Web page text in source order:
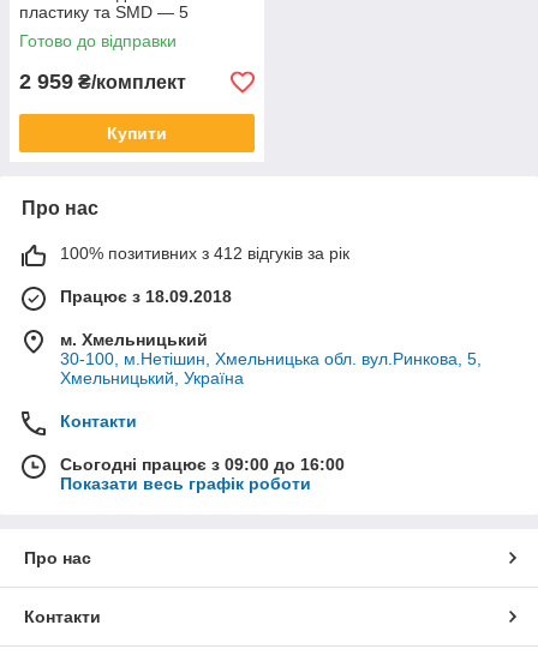
пластику та SMD — 5
насадок, окуляри, рукавиці
Готово до відправки
2 959 ₴/комплект
Купити
Про нас
100% позитивних з 412 відгуків за рік
Працює з 18.09.2018
м. Хмельницький
30-100, м.Нетішин, Хмельницька обл. вул.Ринкова, 5,
Хмельницький, Україна
Контакти
Сьогодні працює з 09:00 до 16:00
Показати весь графік роботи
Про нас
Контакти